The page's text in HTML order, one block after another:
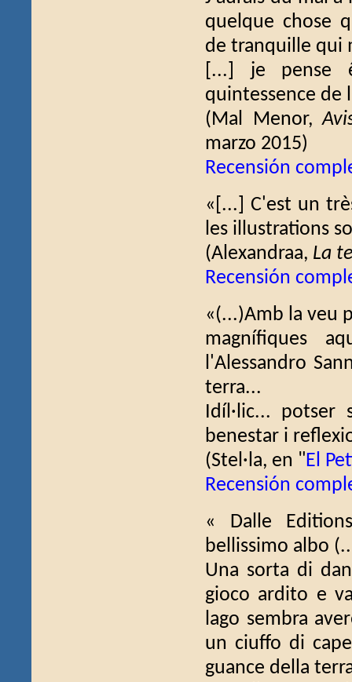
quelque chose
de tranquille qui
[...] je pense
quintessence de
(Mal Menor,
marzo 2015)
Recensión
«[...] C'est un
les illustrations
(Alexandraa, La
Recensión
«(...)Amb la veu
magnífiques
l'Alessandro
terra...
Idíl·lic...
benestar i
(Stel·la, en "El
Recensión
« Dalle
bellissimo albo
Una sorta di
gioco ardito e
lago sembra
un ciuffo di
guance della